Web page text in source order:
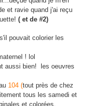
et ravie quand j'ai reçu
( et de #2)
pouvait colorier les
! lol
aussi bien! les oeuvres
104 (tout près de chez
tous les samedi et
et colorées.